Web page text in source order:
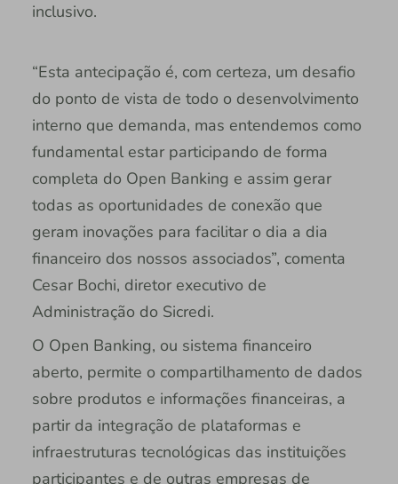
inclusivo.
“Esta antecipação é, com certeza, um desafio
do ponto de vista de todo o desenvolvimento
interno que demanda, mas entendemos como
fundamental estar participando de forma
completa do Open Banking e assim gerar
todas as oportunidades de conexão que
geram inovações para facilitar o dia a dia
financeiro dos nossos associados”, comenta
Cesar Bochi, diretor executivo de
Administração do Sicredi.
O Open Banking, ou sistema financeiro
aberto, permite o compartilhamento de dados
sobre produtos e informações financeiras, a
partir da integração de plataformas e
infraestruturas tecnológicas das instituições
participantes e de outras empresas de